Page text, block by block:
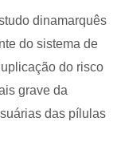
dinamarquês
do sistema de
do risco
grave da
das pílulas